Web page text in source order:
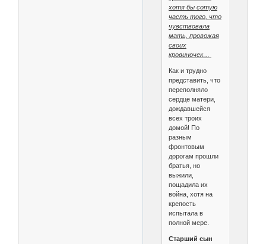
хотя бы сотую
часть того, что
чувствовала
мать, провожая
своих
кровиночек…
Как и трудно
представить, что
переполняло
сердце матери,
дождавшейся
всех троих
домой! По
разным
фронтовым
дорогам прошли
братья, но
выжили,
пощадила их
война, хотя на
крепость
испытала в
полной мере.
Старший сын